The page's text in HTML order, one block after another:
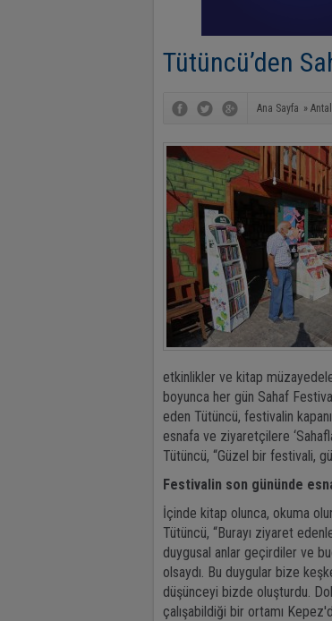
Tütüncü’den
Ana Sayfa »
etkinlikler ve kitap
boyunca her gün Sahaf
eden Tütüncü, festivalin
esnafa ve ziyaretçilere
Tütüncü, “Güzel bir festivali,
Festivalin son gününde
İçinde kitap olunca, okuma
Tütüncü, “Burayı ziyaret
duygusal anlar geçirdiler ve
olsaydı. Bu duygular bize
düşünceyi bizde oluşturdu.
çalışabildiği bir ortamı